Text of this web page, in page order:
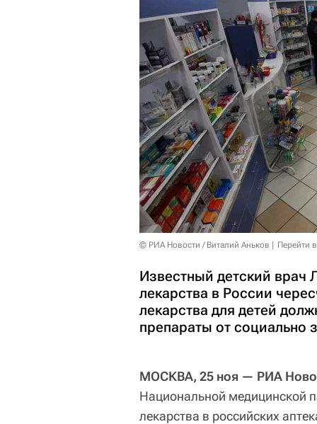
© РИА Новости / Виталий Аньков Перейти
Известный детский врач
лекарства в России
лекарства для детей
препараты от социально
МОСКВА, 25 ноя — РИА
Национальной медицинской
лекарства в российских